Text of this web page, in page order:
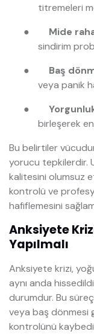
titremeleri
●
Mide
sindirim
●
Baş
veya panik
●
birleşerek
Bu belirtiler
yorucu tepkilerdir.
kalitesini olumsuz
kontrolü ve
hafiflemesini
Anksiyete
Yapılmalı
Anksiyete krizi,
aynı anda
durumdur. Bu
veya baş dönmesi
kontrolünü